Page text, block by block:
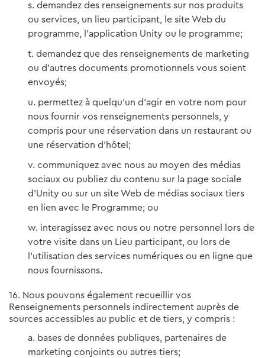
demandez des renseignements sur nos produits
ou services, un lieu participant, le site Web du
programme, l’application Unity ou le programme;
demandez que des renseignements de marketing
ou d’autres documents promotionnels vous soient
envoyés;
permettez à quelqu’un d’agir en votre nom pour
nous fournir vos renseignements personnels, y
compris pour une réservation dans un restaurant ou
une réservation d’hôtel;
communiquez avec nous au moyen des médias
sociaux ou publiez du contenu sur la page sociale
d’Unity ou sur un site Web de médias sociaux tiers
en lien avec le Programme; ou
interagissez avec nous ou notre personnel lors de
votre visite dans un Lieu participant, ou lors de
l’utilisation des services numériques ou en ligne que
nous fournissons.
16. Nous pouvons également recueillir vos
Renseignements personnels indirectement auprès de
sources accessibles au public et de tiers, y compris :
bases de données publiques, partenaires de
marketing conjoints ou autres tiers;